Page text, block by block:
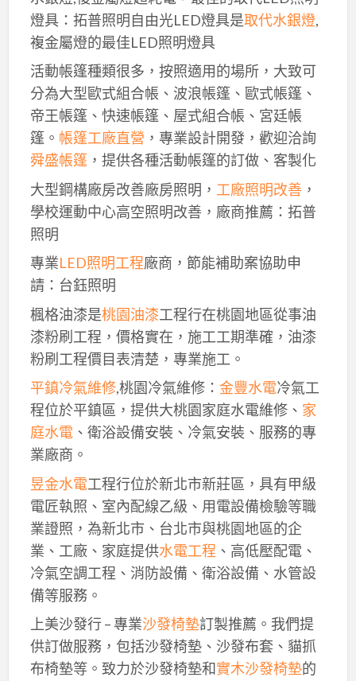
燈具：拓普照明自由光LED燈具是取代水銀燈,
複金屬燈的最佳LED照明燈具
活動帳篷種類很多，按照適用的場所，大致可
分為大型歐式組合帳、波浪帳篷、歐式帳篷、
帝王帳篷、快速帳篷、屋式組合帳、宮廷帳
篷。 帳篷工廠直營 ，專業設計開發，歡迎洽詢
舜盛帳篷，提供各種活動帳篷的訂做、客製化
大型鋼構廠房改善廠房照明， 工廠照明改善，
學校運動中心高空照明改善，廠商推薦：拓普
照明
專業LED照明工程廠商，節能補助案協助申
請：台鈺照明
楓格油漆是桃園油漆工程行在桃園地區從事油
漆粉刷工程，價格實在，施工工期準確，油漆
粉刷工程價目表清楚，專業施工。
平鎮冷氣維修,桃園冷氣維修： 金豐水電冷氣工
程位於平鎮區，提供大桃園家庭水電維修、 家
庭水電、衛浴設備安裝、冷氣安裝、服務的專
業廠商。
昱金水電工程行位於新北市新莊區，具有甲級
電匠執照、室內配線乙級、用電設備檢驗等職
業證照，為新北市、台北市與桃園地區的企
業、工廠、家庭提供水電工程 、高低壓配電、
冷氣空調工程、消防設備、衛浴設備、水管設
備等服務。
上美沙發行 – 專業沙發椅墊訂製推薦。我們提
供訂做服務，包括沙發椅墊、沙發布套、貓抓
布椅墊等。致力於沙發椅墊和實木沙發椅墊的